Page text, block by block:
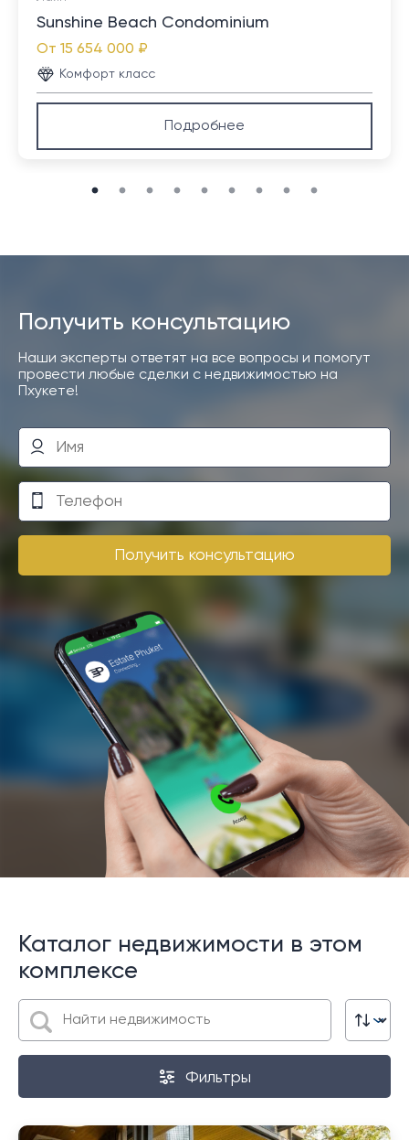
Sunshine Beach Condominium
От 15 654 000 ₽
Комфорт класс
Подробнее
Получить консультацию
Наши эксперты ответят на все вопросы и помогут
провести любые сделки с недвижимостью на
Пхукете!
Получить консультацию
Каталог недвижимости в этом
комплексе
Фильтры